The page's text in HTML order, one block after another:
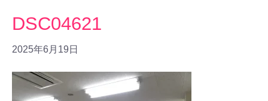
DSC04621
2025年6月19日